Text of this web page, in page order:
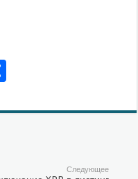
Следующее